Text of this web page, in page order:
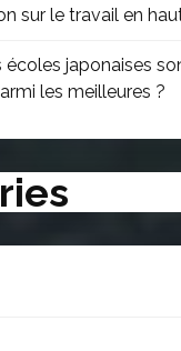
sur le travail en
écoles japonaises
les meilleures ?